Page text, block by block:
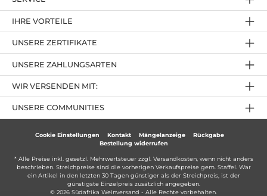
IHRE VORTEILE
UNSERE ZAHLUNGSARTEN
UNSERE ZERTIFIKATE
UNSERE COMMUNITIES
WIR VERSENDEN MIT:
Cookie Einstellungen Kontakt Mängelanzeige
Rückgabe
Bestellung widerrufen
* Alle Preise inkl. gesetzl. Mehrwertsteuer zzgl. Versandkosten, wenn nicht anders
beschrieben. Streichpreise sind die vorherigen Verkaufspreise gem. Staffel. War
ein Artikel in den letzten 30 Tagen günstiger als der Streichpreis, ist der
günstigste Einzelpreis zusätzlich angegeben.
© 2026 Südafrika Weinversand - Alle Rechte vorbehalten.